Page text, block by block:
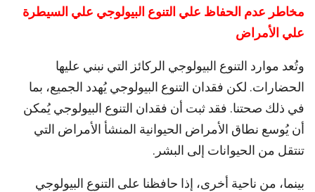
مخاطر عدم الحفاظ علي التنوع البيولوجي علي السيطرة
علي الأمراض
وتُعد موارد التنوع البيولوجي الركائز التي نبني عليها
الحضارات. لكن فقدان التنوع البيولوجي يُهدد الجميع، بما
في ذلك صحتنا. فقد ثبت أن فقدان التنوع البيولوجي يُمكن
أن يُوسع نطاق الأمراض الحيوانية المنشأ الأمراض التي
تنتقل من الحيوانات إلى البشر.
بينما، من ناحية أخرى، إذا حافظنا على التنوع البيولوجي